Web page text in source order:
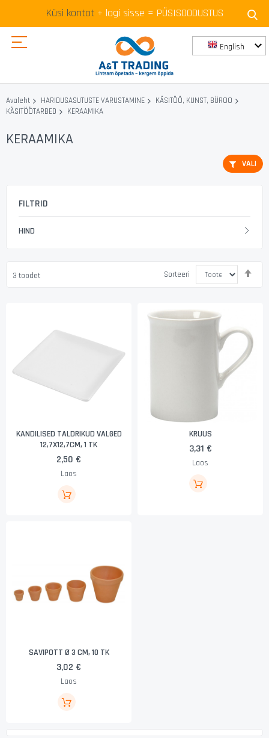
Küsi kontot+ logi sisse = PÜSISOODUSTUS
English
to
Content
Avaleht HARIDUSASUTUSTE VARUSTAMINE
KÄSITÖÖ, KUNST, BÜROO
KÄSITÖÖTARBED
KERAAMIKA
KERAAMIKA
3 toodet Sorteeri
KANDILISED TALDRIKUD VALGED
12,7X12,7CM, 1 TK
2,50 €
Laos
KRUUS
3,31 €
Laos
SAVIPOTT Ø 3 CM, 10 TK
3,02 €
Laos
VALI
FILTRID
HIND